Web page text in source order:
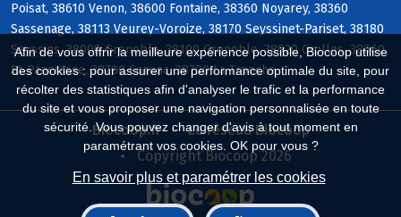
Afin de vous offrir la meilleure expérience possible, Biocoop utilise
des cookies : pour assurer une performance optimale du site, pour
récolter des statistiques afin d'analyser le trafic et la performance
du site et vous proposer une navigation personnalisée en toute
sécurité. Vous pouvez changer d'avis à tout moment en
paramétrant vos cookies. OK pour vous ?
En savoir plus et paramétrer les cookies
Poisat, 38610 Venon, 38600 Fontaine, 38360 Noyarey, 38360
Sassenage, 38113 Veurey-Voroize, 38170 Seyssinet-Pariset, 38180
Seyssins, 38000 Grenoble, 38100 Grenoble, 38920 Crolles, 38660
St-Pancrasse, 38700 Corenc, 38700 La Tronche
Biocoop.fr
Le réseau Biocoop
Copyright Biocoop 2026